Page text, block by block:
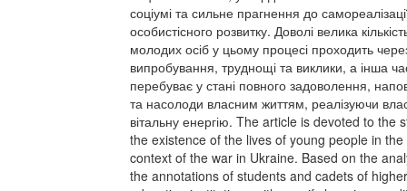
соціумі та сильне прагнення до
особистісного розвитку. Доволі велика
молодих осіб у цьому процесі проходить
випробування, труднощі та виклики, а інша
перебуває у стані повного задоволення,
та насолоди власним життям, реалізуючи
вітальну енергію. The article is devoted to the
the existence of the lives of young people in the
context of the war in Ukraine. Based on the
the annotations of students and cadets of higher